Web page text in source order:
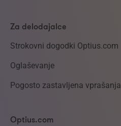
Za delodajalce
Strokovni dogodki Optius.com
Oglaševanje
Pogosto zastavljena vprašanja
Optius.com